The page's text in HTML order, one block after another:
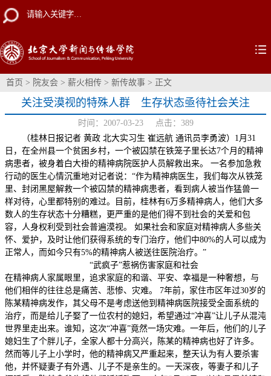
首页 > 院友会 > 薪火相传 > 新传故事 > 正文
关注受漠视的特殊人群 生存状态亟待社会关注
时间：2007-03-23 点击： 389
（桂林日报记者 黄政 北大实习生 崔远航 通讯员李勇波）1月31
日，在全州县一个贫困乡村，一个被囚禁在铁笼子里长达7个月的精神
病患者，被身着白大褂的精神病院医护人员解救出来。 一名参加急救
行动的医生心情沉重地对记者说：“作为精神病医生，我们每次从铁笼
里、封闭黑屋解救一个被囚禁的精神病患者，看到病人被当作猛兽一
样对待，心里都特别的难过。目前，桂林有6万多精神病人，他们大多
数人的生存状态十分糟糕，更严重的是他们得不到社会的关爱和包
容，人身权利受到社会普遍漠视。 如果社会和家庭对精神病人多些关
怀、爱护，及时让他们获得系统的专门治疗，他们中80%的人可以成为
正常人，而如今只有5%的精神病人被送往医院治疗。”
“武疯子”惹祸伤害家庭和社会
在精神病人家属眼里，追求家庭的和谐、平安、幸福是一种奢想，与
他们相伴的往往总是痛苦、悲惨、灾难。 7年前，家住市区年过30岁的
陈某精神病发作，其父母不是考虑送他到精神病医院接受全面系统的
治疗，而是给儿子娶了一位农村的媳妇，希望通过“冲喜”让儿子从混沌
世界里走出来。谁知，这次“冲喜”竟然一场灾难。一年后，他们的儿子
媳妇生了个胖儿子，全家人都十分高兴，陈某的精神病也好了许多。
然而等儿子上小学时，他的精神病又严重起来，整天认为有人要杀害
他，并怀疑妻子有外遇、儿子不是亲生的。一天深夜，等妻子和儿子